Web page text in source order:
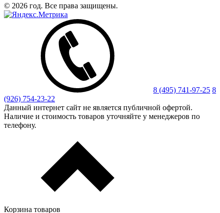
© 2026 год. Все права защищены.
8 (495) 741-97-25 8
(926) 754-23-22
Данный интернет сайт не является публичной офертой.
Наличие и стоимость товаров уточняйте у менеджеров по
телефону.
Корзина товаров